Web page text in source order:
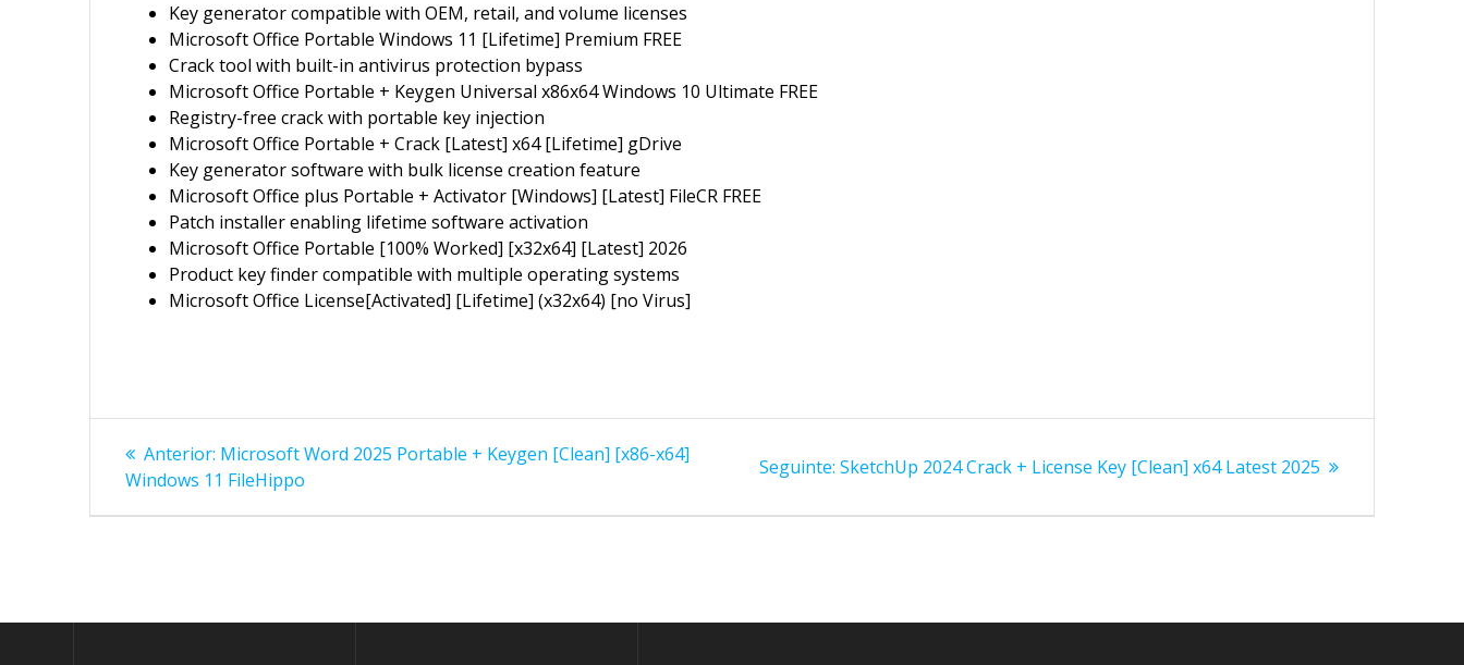
Key generator compatible with OEM, retail, and volume licenses
Microsoft Office Portable Windows 11 [Lifetime] Premium FREE
Crack tool with built-in antivirus protection bypass
Microsoft Office Portable + Keygen Universal x86x64 Windows 10 Ultimate FREE
Registry-free crack with portable key injection
Microsoft Office Portable + Crack [Latest] x64 [Lifetime] gDrive
Key generator software with bulk license creation feature
Microsoft Office plus Portable + Activator [Windows] [Latest] FileCR FREE
Patch installer enabling lifetime software activation
Microsoft Office Portable [100% Worked] [x32x64] [Latest] 2026
Product key finder compatible with multiple operating systems
Microsoft Office License[Activated] [Lifetime] (x32x64) [no Virus]
Navegação
de
Anterior: Post
anterior:
Microsoft Word 2025 Portable + Keygen [Clean] [x86-x64]
Windows 11 FileHippo
Seguinte: Post
SketchUp 2024 Crack + License Key [Clean] x64 Latest 2025